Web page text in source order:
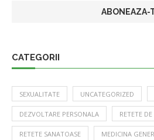
CATEGORII
SEXUALITATE UNCATEGORIZED
DEZVOLTARE PERSONALA RETETE
RETETE SANATOASE MEDICINA